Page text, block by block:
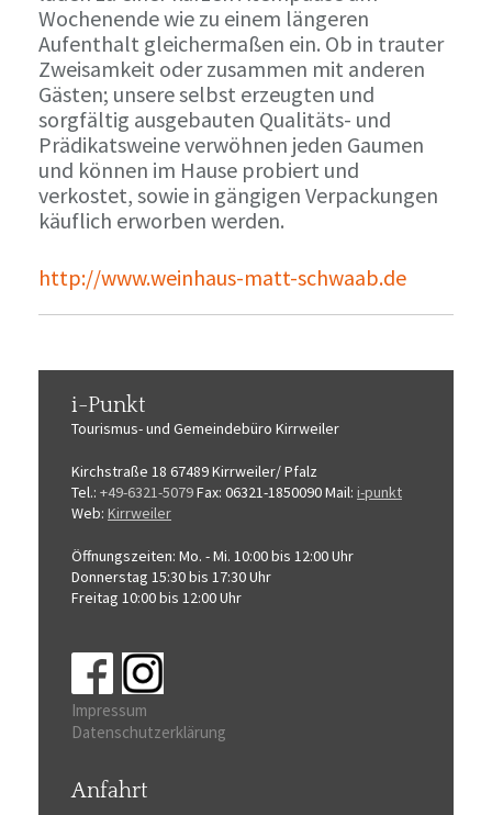
Wochenende wie zu einem längeren
Aufenthalt gleichermaßen ein. Ob in trauter
Zweisamkeit oder zusammen mit anderen
Gästen; unsere selbst erzeugten und
sorgfältig ausgebauten Qualitäts- und
Prädikatsweine verwöhnen jeden Gaumen
und können im Hause probiert und
verkostet, sowie in gängigen Verpackungen
käuflich erworben werden.
http://www.weinhaus-matt-schwaab.de
i-Punkt
Tourismus-und Gemeindebüro Kirrweiler
Kirchstraße 18 67489 Kirrweiler/ Pfalz
Tel.: +49-6321-5079Fax: 06321-1850090Mail: i-punkt
Web: Kirrweiler
Öffnungszeiten: Mo. - Mi. 10:00 bis 12:00 Uhr
Donnerstag 15:30 bis 17:30 Uhr
Freitag 10:00 bis 12:00 Uhr
Impressum
Datenschutzerklärung
Anfahrt